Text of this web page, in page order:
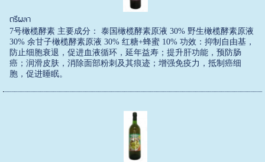
ตรีผลา
7号橄榄酵素 主要成分： 泰国橄榄酵素原液 30% 野生橄榄酵素原液
30% 余甘子橄榄酵素原液 30% 红糖+蜂蜜 10% 功效：抑制自由基，
防止细胞衰退，促进血液循环，延年益寿；提升肝功能，预防肠
癌；润滑皮肤，消除面部粉刺及其痕迹；增强免疫力，抵制癌细
胞，促进睡眠。